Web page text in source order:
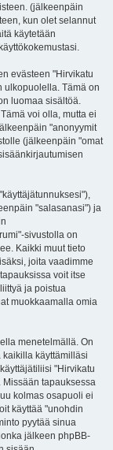
(jälkeenpäin
kun olet selannut
käytetään
evästeen "Hirvikatu
ulkopuolella. Tämä on
luomaa sisältöä.
voi olla, mutta ei
"anonyymit
(jälkeenpäin "omat
"salasanasi") ja
sivustolla on
Kaikki muut tieto
joita vaadimme
voit itse
ja poistua
muokkaamalla omia
menetelmällä. On
kaikilla käyttämilläsi
"Hirvikatu
tapauksessa
kolmas osapuoli ei
käyttää "unohdin
pyytää sinua
jälkeen phpBB-